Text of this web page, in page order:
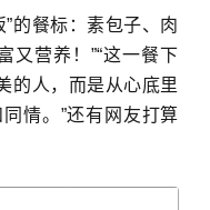
的餐标：素包子、肉
又营养！”“这一餐下
的人，而是从心底里
情。”还有网友打算